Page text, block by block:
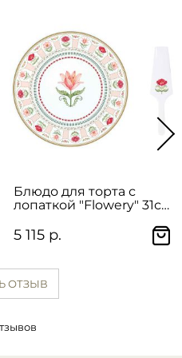
Блюдо для торта с
лопаткой "Flowery" 31см
5 115 р.
ОТЗЫВ